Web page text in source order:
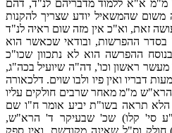
מ"מ א"א ללמוד מדבריהם לנ"ד, דהם
משום שהמשאיל יודע שצריך להקנות
זאת, וא"כ אין מזה שום ראיה לנ"ד
בסדר ההפרשות, ובודאי שכאשר הוא
ההפרשה הוא לא נתכוון שכו"כ
מעשר ראשון וכו', דה"ה שיועיל בכה"ג,
דבריו ואין פיו ולבו שוים. דלכאורה
מ"מ מאחר שרבים חולקים עליו
הלא תראה בשו"ת יביע אומר ח"ו שם
סי' קלו) שכ' שבעיקר ד' הרא"ש,
וס"ל שאינה מקודשת, ואין ספק